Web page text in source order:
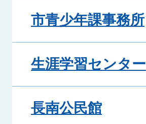
市青少年課事務所
生涯学習センター
長南公民館